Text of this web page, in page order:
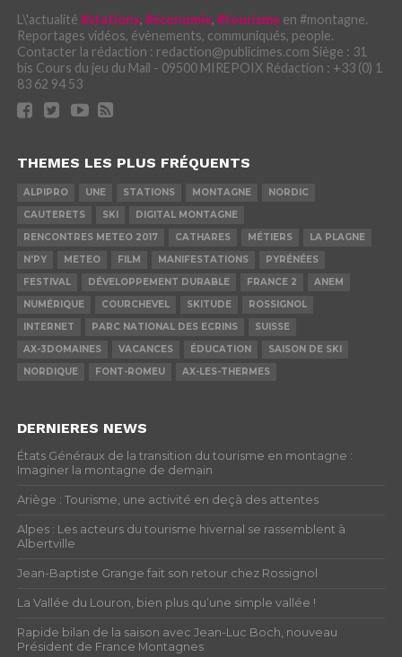
L\'actualité #stations, #économie, #tourismeen #montagne.
Reportages vidéos, évènements, communiqués, people.
Contacter la rédaction : redaction@publicimes.com Siège : 31
bis Cours du jeu du Mail - 09500 MIREPOIX Rédaction : +33 (0) 1
83 62 94 53
THEMES LES PLUS FRÉQUENTS
ALPIPRO UNE STATIONS MONTAGNE
NORDIC
CAUTERETS
SKI
DIGITAL MONTAGNE
RENCONTRES METEO 2017
CATHARES MÉTIERS
LA PLAGNE
N'PY
METEO FILM MANIFESTATIONS
PYRÉNÉES
FESTIVAL
DÉVELOPPEMENT DURABLE FRANCE 2
ANEM
NUMÉRIQUE
COURCHEVEL SKITUDE
ROSSIGNOL
INTERNET
PARC NATIONAL DES ECRINS
SUISSE
AX-3DOMAINES
VACANCES ÉDUCATION
SAISON DE SKI
NORDIQUE
FONT-ROMEU AX-LES-THERMES
DERNIERES NEWS
États Généraux de la transition du tourisme en montagne :
Imaginer la montagne de demain
Ariège : Tourisme, une activité en deçà des attentes
Alpes : Les acteurs du tourisme hivernal se rassemblent à
Albertville
Jean-Baptiste Grange fait son retour chez Rossignol
La Vallée du Louron, bien plus qu’une simple vallée !
Rapide bilan de la saison avec Jean-Luc Boch, nouveau
Président de France Montagnes